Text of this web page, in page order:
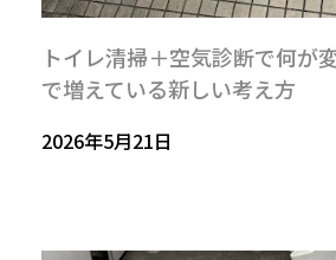
トイレ清掃＋空気診断で何が
で増えている新しい考え方
2026年5月21日